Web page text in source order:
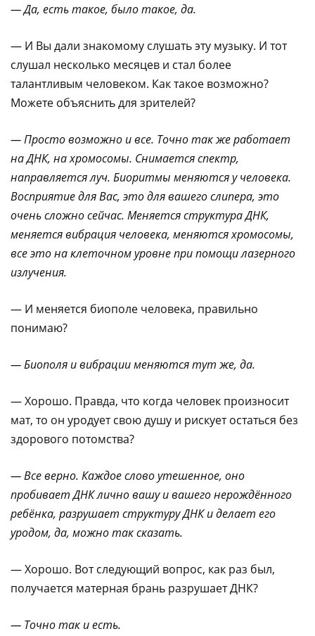
— Да, есть такое, было такое, да.
— И Вы дали знакомому слушать эту музыку. И тот
слушал несколько месяцев и стал более
талантливым человеком. Как такое возможно?
Можете объяснить для зрителей?
— Просто возможно и все. Точно так же работает
на ДНК, на хромосомы. Снимается спектр,
направляется луч. Биоритмы меняются у человека.
Восприятие для Вас, это для вашего слипера, это
очень сложно сейчас. Меняется структура ДНК,
меняется вибрация человека, меняются хромосомы,
все это на клеточном уровне при помощи лазерного
излучения.
— И меняется биополе человека, правильно
понимаю?
— Биополя и вибрации меняются тут же, да.
— Хорошо. Правда, что когда человек произносит
мат, то он уродует свою душу и рискует остаться без
здорового потомства?
— Все верно. Каждое слово утешенное, оно
пробивает ДНК лично вашу и вашего нерождённого
ребёнка, разрушает структуру ДНК и делает его
уродом, да, можно так сказать.
— Хорошо. Вот следующий вопрос, как раз был,
получается матерная брань разрушает ДНК?
— Точно так и есть.